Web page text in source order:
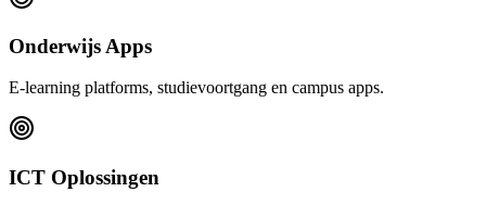
Onderwijs Apps
E-learning platforms, studievoortgang en campus apps.
ICT Oplossingen